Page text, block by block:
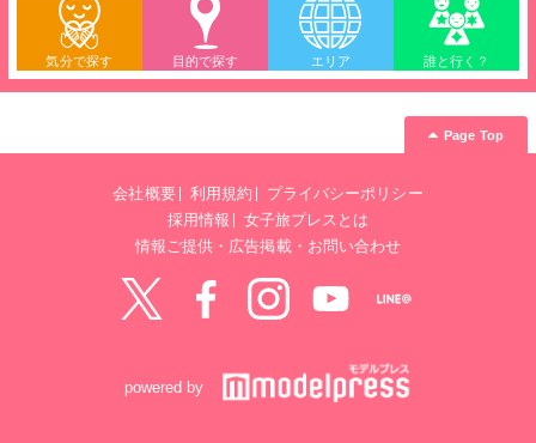
気分で探す 目的で探す エリア 誰と行く？
Page Top
会社概要 利用規約
プライバシーポリシー
採用情報
女子旅プレスとは
情報ご提供・広告掲載・お問い合わせ
powered by